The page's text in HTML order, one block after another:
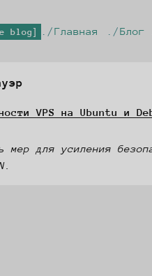
blog Главная Блог
VPS на Ubuntu и
мер для усиления